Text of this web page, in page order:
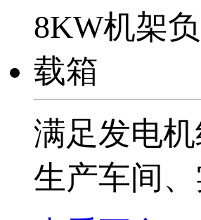
满足发电
生产车间